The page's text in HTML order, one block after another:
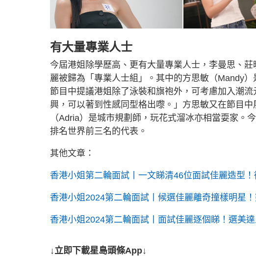
有大量專業人士
今屆港姐除學歷高、更有大量專業人士，李曼思、
麗被歸為「專業人士組」。其中的方思敏（Mandy
節目中提議港姐除了泳裝和旗袍外，可考慮加入潮
興，可以著到性感同型格出嚟。」方思敏又在節目
（Adria）是城市規劃師，玩花式溜冰亦相當耍家
排名世界前三名的代表。
其他文章：
香港小姐第二輪面試丨一文睇清46位面試佳麗造型
香港小姐2024第二輪面試丨候選佳麗離奇撞樣明星
香港小姐2024第二輪面試丨面試佳麗逐個睇！選美
↓立即下載星島頭條App↓